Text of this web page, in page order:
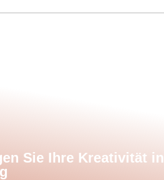
Sie Ihre Kreativität in